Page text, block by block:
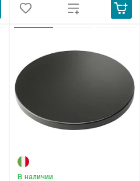
В наличии